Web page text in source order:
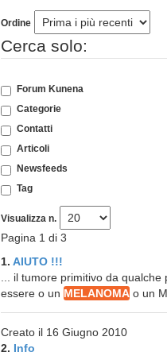
Ordine
Cerca solo:
Forum Kunena
Categorie
Contatti
Articoli
Newsfeeds
Tag
Visualizza n.
Pagina 1 di 3
1. AIUTO !!!
... il tumore primitivo da
essere o un MELANOMA o un
Creato il 16 Giugno 2010
2. Info